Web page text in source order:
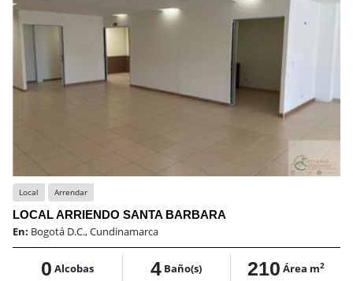
Local Arrendar
LOCAL ARRIENDO SANTA BARBARA
En: Bogotá D.C., Cundinamarca
0 Alcobas 4 Baño(s) 210 Área m2